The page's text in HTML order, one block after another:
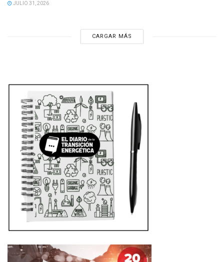
JULIO 31, 2026
CARGAR MÁS